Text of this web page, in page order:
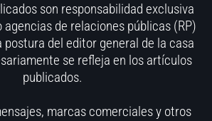
son responsabilidad exclusiva
de relaciones públicas (RP)
postura del editor general de la casa
se refleja en los artículos
publicados.
marcas comerciales y otros